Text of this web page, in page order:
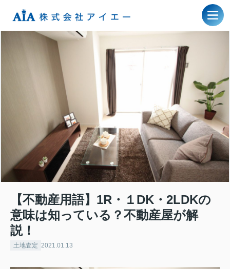
【不動産用語】1R・１DK・2LDKの
意味は知っている？不動産屋が解
説！
土地査定 2021.01.13